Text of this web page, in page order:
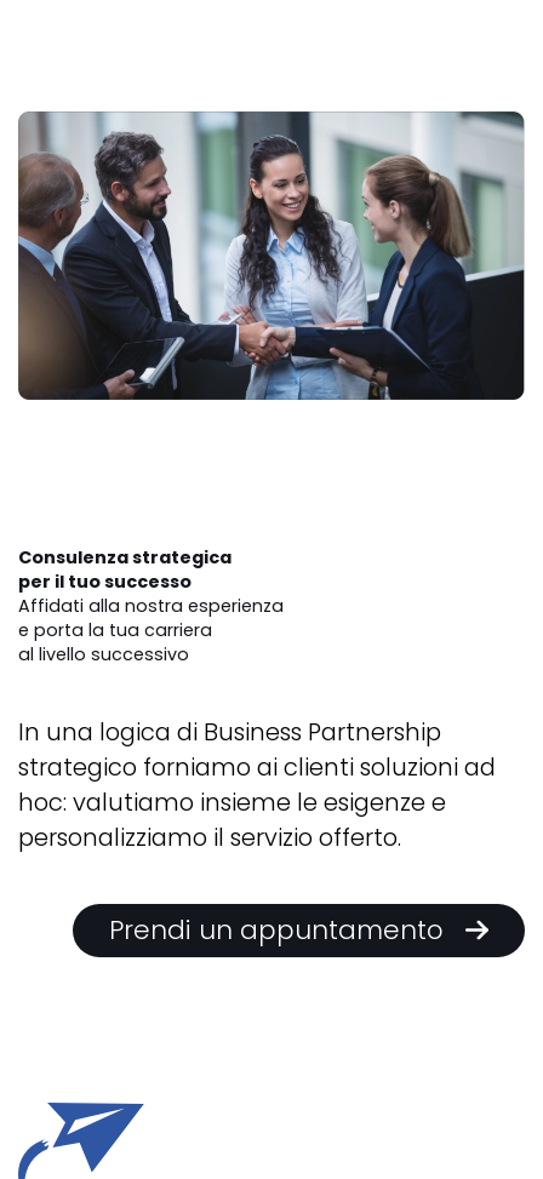
Consulenza strategica
per il tuo successo
Affidati alla nostra esperienza
e porta la tua carriera
al livello successivo
In una logica di Business Partnership
strategico forniamo ai clienti soluzioni ad
hoc: valutiamo insieme le esigenze e
personalizziamo il servizio offerto.
Prendi un appuntamento